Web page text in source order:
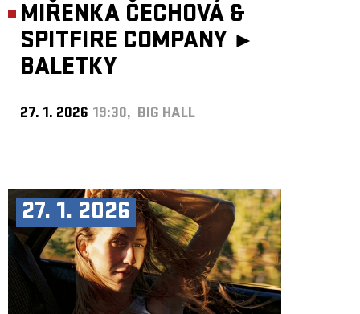
MIŘENKA ČECHOVÁ &
SPITFIRE COMPANY ►
BALETKY
27. 1. 2026 19:30, BIG HALL
27. 1. 2026